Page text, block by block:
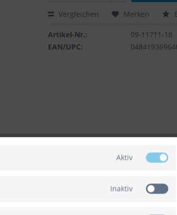
Vergleichen Merken
Artikel-Nr.:
09-11711-18
EAN/UPC:
Aktiv
Inaktiv